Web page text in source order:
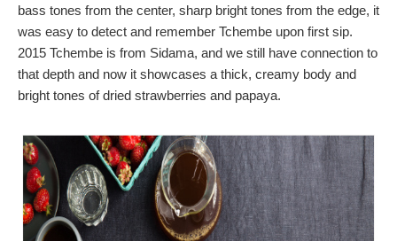
bass tones from the center, sharp bright tones from the edge, it
was easy to detect and remember Tchembe upon first sip.
2015 Tchembe is from Sidama, and we still have connection to
that depth and now it showcases a thick, creamy body and
bright tones of dried strawberries and papaya.